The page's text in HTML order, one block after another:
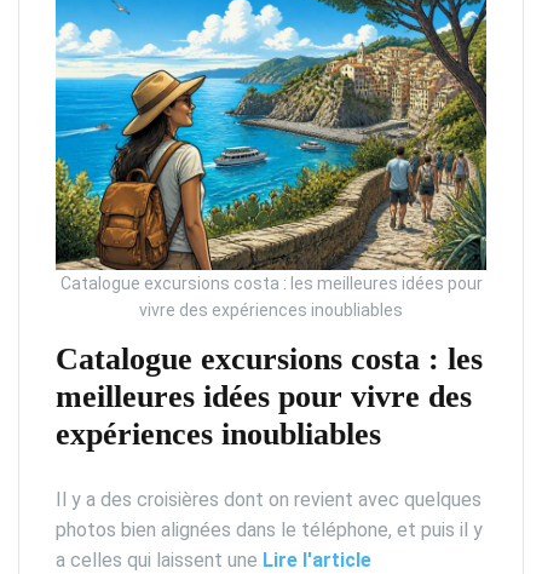
Catalogue excursions costa : les meilleures idées pour
vivre des expériences inoubliables
Catalogue excursions costa : les
meilleures idées pour vivre des
expériences inoubliables
Il y a des croisières dont on revient avec quelques
photos bien alignées dans le téléphone, et puis il y
a celles qui laissent une Lire l'article